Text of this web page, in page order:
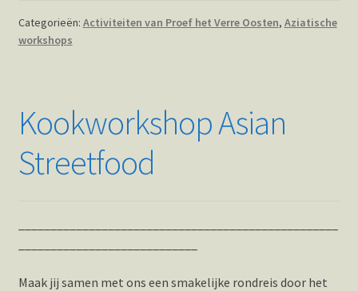
Categorieën: Activiteiten van Proef het Verre Oosten, Aziatische
workshops
Kookworkshop Asian
Streetfood
Maak jij samen met ons een smakelijke rondreis door het